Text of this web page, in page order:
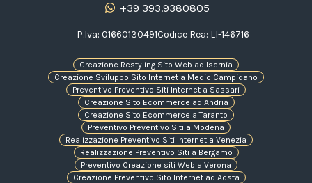
+39 393.9380805
P.Iva: 01660130491Codice Rea: LI-146716
Creazione Restyling Sito Web ad Isernia
Creazione Sviluppo Sito Internet a Medio Campidano
Preventivo Preventivo Siti Internet a Sassari
Creazione Sito Ecommerce ad Andria
Creazione Sito Ecommerce a Taranto
Preventivo Preventivo Siti a Modena
Realizzazione Preventivo Siti Internet a Venezia
Realizzazione Preventivo Siti a Bergamo
Preventivo Creazione siti Web a Verona
Creazione Preventivo Sito Internet ad Aosta